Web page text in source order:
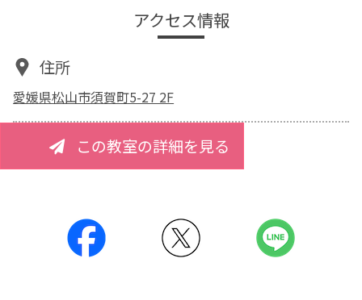
アクセス情報
住所
愛媛県松山市須賀町5-27 2F
この教室の詳細を見る